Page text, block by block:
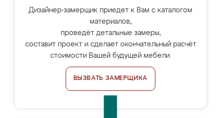
Дизайнер-замерщик приедет к Вам с каталогом
материалов,
проведёт детальные замеры,
составит проект и сделает окончательный расчёт
стоимости Вашей будущей мебели.
ВЫЗВАТЬ ЗАМЕРЩИКА